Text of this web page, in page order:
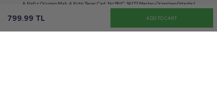
799.99 TL ADD TO CART
A.Nafiz Gürman Mah. A.Kutsi Tecer Cad. No:56/C 34173 Merter-Güngören/İstanbul